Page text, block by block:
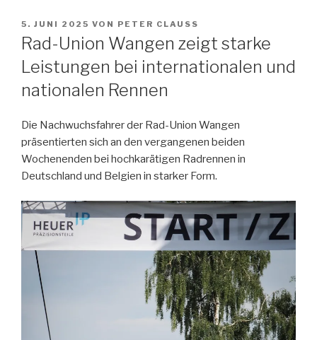
VERÖFFENTLICHT
AM
5. JUNI 2025 VON PETER CLAUSS
Rad-Union Wangen zeigt starke
Leistungen bei internationalen und
nationalen Rennen
Die Nachwuchsfahrer der Rad-Union Wangen
präsentierten sich an den vergangenen beiden
Wochenenden bei hochkarätigen Radrennen in
Deutschland und Belgien in starker Form.